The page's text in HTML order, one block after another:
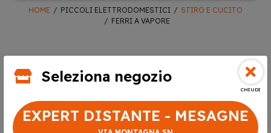
HOME PICCOLI ELETTRODOMESTICI
STIRO E CUCITO
FERRI A VAPORE
Seleziona negozio
CHIUDI
EXPERT DISTANTE - MESAGNE